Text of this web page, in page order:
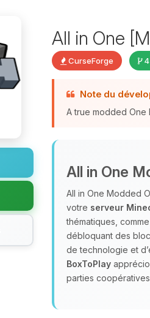
All in One
CurseForge 4
Note du
A true modded One
All in One
All in One Modded
votre serveur
thématiques,
débloquant des
de technologie et
BoxToPlay
parties